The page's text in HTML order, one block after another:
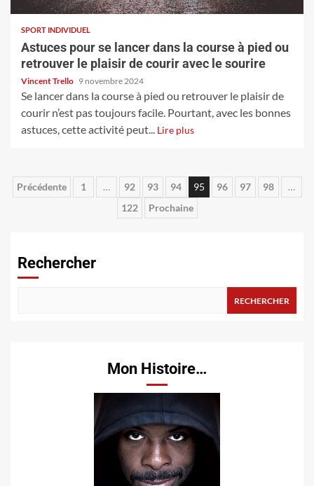
SPORT INDIVIDUEL
Astuces pour se lancer dans la course à pied ou
retrouver le plaisir de courir avec le sourire
Vincent Trello 9 novembre 2024
Se lancer dans la course à pied ou retrouver le plaisir de
courir n’est pas toujours facile. Pourtant, avec les bonnes
astuces, cette activité peut... Lire plus
Pagination
Précédente 1 … 92 93 94 95 96 97 98
…
122
Prochaine
Rechercher
RECHERCHER
Mon Histoire…